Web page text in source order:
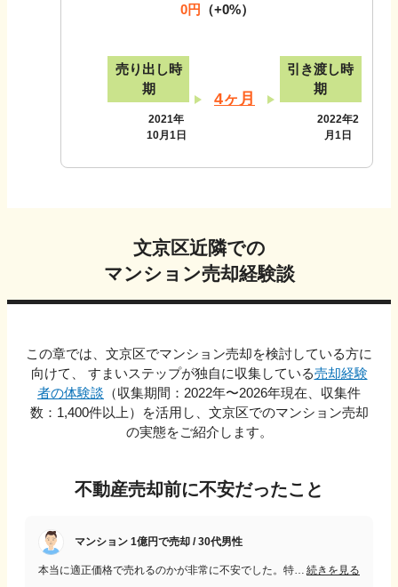
0円 （+0%）
売り出し時
期
2021年
10月1日
4ヶ月
引き渡し時
期
2022年2
月1日
文京区近隣での
マンション売却経験談
この章では、 文京区でマンション売却を検討している方に
向けて、 すまいステップが独自に収集している売却経験
者の体験談 （収集期間：2022年〜2026年現在、収集件
数： 1,400件以上）を活用し、 文京区でのマンション売却
の実態をご紹介します。
不動産売却前に不安だったこと
マンション 1億円で売却 / 30代男性
続きを見る